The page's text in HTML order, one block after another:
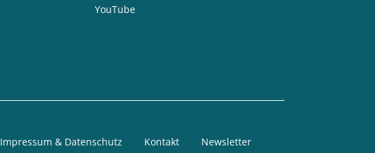
YouTube
Impressum & Datenschutz Kontakt Newsletter